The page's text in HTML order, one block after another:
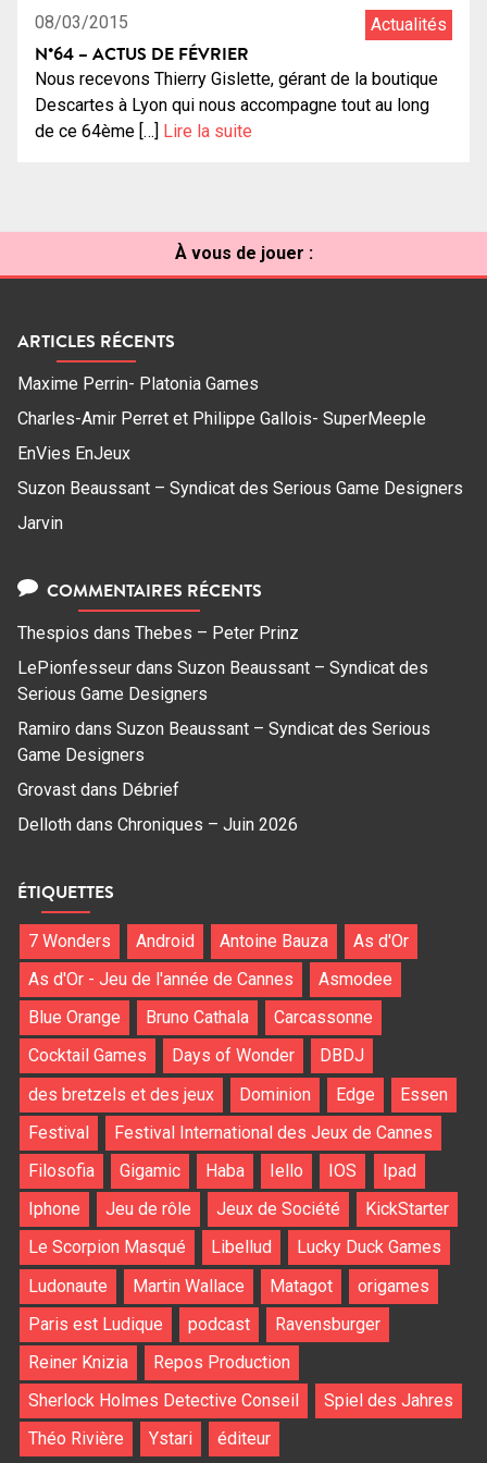
08/03/2015 Actualités
N°64 – ACTUS DE FÉVRIER
Nous recevons Thierry Gislette, gérant de la boutique
Descartes à Lyon qui nous accompagne tout au long
de ce 64ème […] Lire la suite
À vous de jouer :
ARTICLES RÉCENTS
Maxime Perrin- Platonia Games
Charles-Amir Perret et Philippe Gallois- SuperMeeple
EnVies EnJeux
Suzon Beaussant – Syndicat des Serious Game Designers
Jarvin
COMMENTAIRES RÉCENTS
Thespios dans Thebes – Peter Prinz
LePionfesseur dans Suzon Beaussant – Syndicat des
Serious Game Designers
Ramiro dans Suzon Beaussant – Syndicat des Serious
Game Designers
Grovast dans Débrief
Delloth dans Chroniques – Juin 2026
ÉTIQUETTES
7 Wonders Android Antoine Bauza
As d'Or
As d'Or - Jeu de l'année de Cannes
Asmodee
Blue Orange
Bruno Cathala
Carcassonne
Cocktail Games
Days of Wonder
DBDJ
des bretzels et des jeux
Dominion Edge
Essen
Festival
Festival International des Jeux de Cannes
Filosofia
Gigamic Haba Iello IOS
Ipad
Iphone
Jeu de rôle Jeux de Société
KickStarter
Le Scorpion Masqué
Libellud
Lucky Duck Games
Ludonaute
Martin Wallace Matagot
origames
Paris est Ludique
podcast
Ravensburger
Reiner Knizia
Repos Production
Sherlock Holmes Detective Conseil
Spiel des Jahres
Théo Rivière
Ystari éditeur